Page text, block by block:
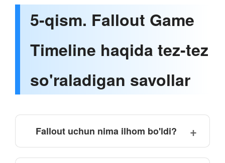
5-qism. Fallout Game
Timeline haqida tez-tez
so'raladigan savollar
Fallout uchun nima ilhom bo'ldi?